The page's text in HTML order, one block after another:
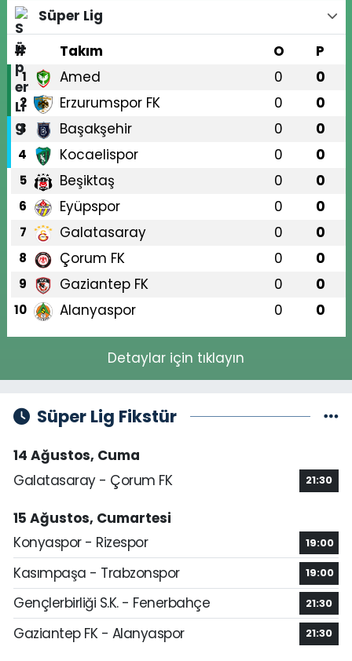
Süper Lig
#
Takım O P
1 Amed 0 0
2 Erzurumspor FK 0 0
3 Başakşehir 0 0
4 Kocaelispor 0 0
5 Beşiktaş 0 0
6 Eyüpspor 0 0
7 Galatasaray 0 0
8 Çorum FK 0 0
9 Gaziantep FK 0 0
10 Alanyaspor 0 0
Detaylar için tıklayın
Süper Lig Fikstür
14 Ağustos, Cuma
Galatasaray - Çorum FK
21:30
15 Ağustos, Cumartesi
Konyaspor - Rizespor
19:00
Kasımpaşa - Trabzonspor 19:00
Gençlerbirliği S.K. - Fenerbahçe 21:30
Gaziantep FK - Alanyaspor 21:30